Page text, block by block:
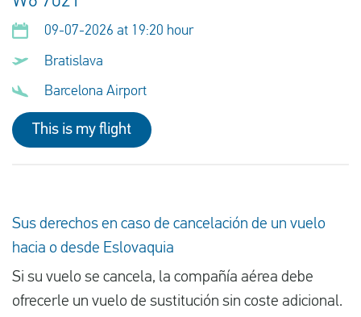
09-07-2026 at 19:20 hour
Bratislava
Barcelona Airport
This is my flight
Sus derechos en caso de cancelación de un vuelo
hacia o desde Eslovaquia
Si su vuelo se cancela, la compañía aérea debe
ofrecerle un vuelo de sustitución sin coste adicional.